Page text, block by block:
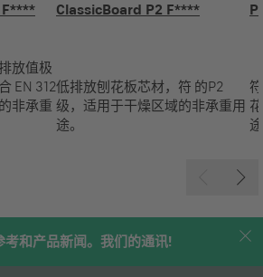
F****
放值极
EN 312
非承重
ClassicBoard P2 F****
低排放刨花板芯材，符 的P2
级，适用于干燥区域的非承重用
途。
途
考和产品新闻。我们的通讯!